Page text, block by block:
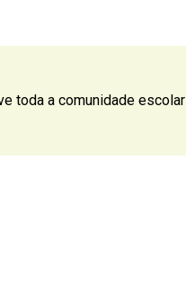
toda a comunidade escolar